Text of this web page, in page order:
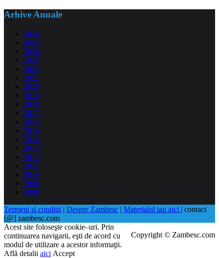
Arhive Anuale
2026
2025
2024
2023
2022
2021
2020
2019
2018
2017
2016
2015
2014
2013
2012
2011
2010
2009
2008
Termeni si conditii | Despre Zambesc | Materialul tau aici | contact
[@] zambesc.com
Copyright © Zambesc.com
Acest site foloseşte cookie–uri. Prin
continuarea navigarii, eşti de acord cu
modul de utilizare a acestor informaţii.
Află detalii aici Accept